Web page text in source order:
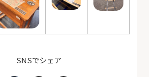
SNSでシェア